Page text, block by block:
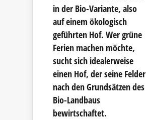
in der Bio-Variante, also
auf einem ökologisch
geführten Hof. Wer grüne
Ferien machen möchte,
sucht sich idealerweise
einen Hof, der seine Felder
nach den Grundsätzen des
Bio-Landbaus
bewirtschaftet.